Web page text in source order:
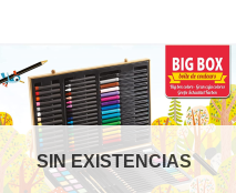
Añadir
a la
lista de
deseos
SIN EXISTENCIAS